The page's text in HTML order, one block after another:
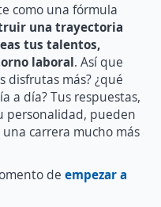
como una fórmula
una trayectoria
tus talentos,
laboral. Así que
disfrutas más? ¿qué
a día? Tus respuestas,
personalidad, pueden
carrera mucho más
de empezar a